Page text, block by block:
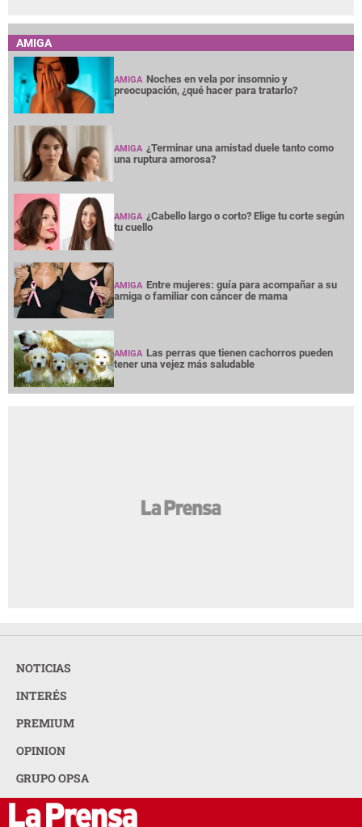
AMIGA
AMIGA Noches en vela por insomnio y
preocupación, ¿qué hacer para tratarlo?
AMIGA ¿Terminar una amistad duele tanto como
una ruptura amorosa?
AMIGA ¿Cabello largo o corto? Elige tu corte según
tu cuello
AMIGA Entre mujeres: guía para acompañar a su
amiga o familiar con cáncer de mama
AMIGA Las perras que tienen cachorros pueden
tener una vejez más saludable
NOTICIAS
INTERÉS
PREMIUM
OPINION
GRUPO OPSA